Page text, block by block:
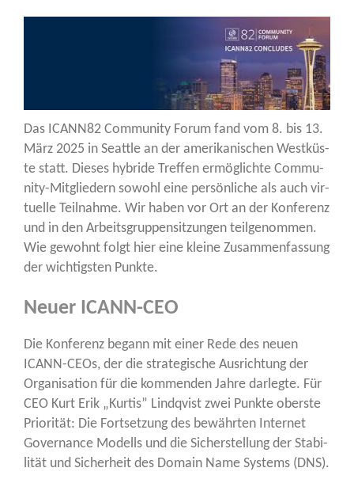
Das ICANN82 Com­mu­ni­ty Forum fand vom 8. bis 13.
März 2025 in Seat­tle an der ame­ri­ka­ni­schen West­küs­
te statt. Die­ses hybri­de Tref­fen ermög­lich­te Com­mu­
ni­ty-Mit­glie­dern sowohl eine per­sön­li­che als auch vir­
tu­el­le Teil­nah­me. ​Wir haben vor Ort an der Kon­fe­renz
und in den Arbeits­grup­pen­sit­zun­gen teil­ge­nom­men.
Wie gewohnt folgt hier eine klei­ne Zusam­men­fas­sung
der wich­tigs­ten Punkte.
Neuer ICANN-CEO
Die Kon­fe­renz begann mit einer Rede des neu­en
ICANN-CEOs, der die stra­te­gi­sche Aus­rich­tung der
Orga­ni­sa­ti­on für die kom­men­den Jah­re dar­leg­te. Für
CEO Kurt Erik „Kur­tis” Lind­q­vist zwei Punk­te obers­te
Prio­ri­tät: Die Fort­set­zung des bewähr­ten Inter­net
Gover­nan­ce Modells und die Sicher­stel­lung der Sta­bi­
li­tät und Sicher­heit des Domain Name Sys­tems (DNS).